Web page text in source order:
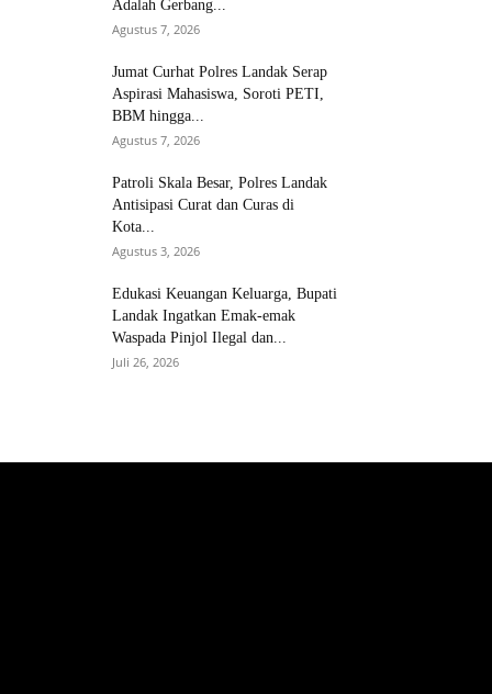
Adalah Gerbang...
Agustus 7, 2026
Jumat Curhat Polres Landak Serap
Aspirasi Mahasiswa, Soroti PETI,
BBM hingga...
Agustus 7, 2026
Patroli Skala Besar, Polres Landak
Antisipasi Curat dan Curas di
Kota...
Agustus 3, 2026
Edukasi Keuangan Keluarga, Bupati
Landak Ingatkan Emak-emak
Waspada Pinjol Ilegal dan...
Juli 26, 2026